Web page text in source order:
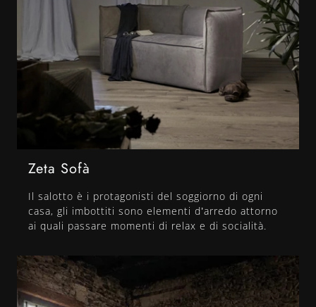
Zeta Sofà
Il salotto è i protagonisti del soggiorno di ogni
casa, gli imbottiti sono elementi d’arredo attorno
ai quali passare momenti di relax e di socialità.